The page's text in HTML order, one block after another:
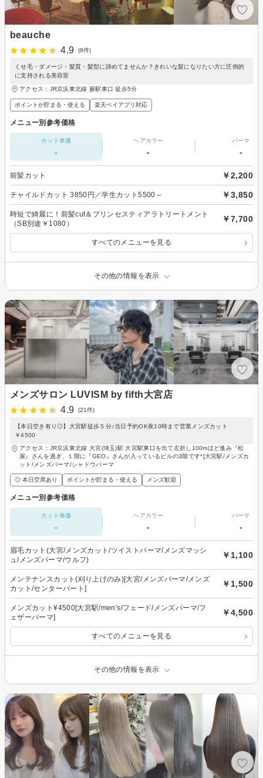
beauche
4.9
(8件)
くせ毛・ダメージ・髪質・髪型に諦めてませんか？きれいな髪になりたい方に圧倒的
に支持される美容室
アクセス：JR京浜東北線 蕨駅東口 徒歩5分
ポイントが貯まる・使える 楽天ペイアプリ対応
メニュー別参考価格
カット単価
-
ヘアカラー
-
パーマ
-
前髪カット ￥2,200
チャイルドカット 3850円／学生カット5500～ ￥3,850
時短で綺麗に！前髪cut＆プリンセスティアラトリートメント
（SB別途￥1080）
￥7,700
すべてのメニューを見る
その他の情報を表示
メンズサロン LUVISM by fifth大宮店
4.9
(21件)
【本日空き有り◎】大宮駅徒歩５分♪当日予約OK夜10時まで営業メンズカット
￥4500
アクセス：JR京浜東北線 大宮(埼玉)駅 大宮駅東口を出て左折し100mほど進み『松
屋』さんを過ぎ、１階に『GEO』さんが入っているビルの3階です*[大宮駅/メンズカ
ット/メンズパーマ/シャドウパーマ
◎ 本日空席あり ポイントが貯まる・使える メンズ歓迎
メニュー別参考価格
カット単価
-
ヘアカラー
-
パーマ
-
眉毛カット(大宮/メンズカット/ツイストパーマ/メンズマッシ
ュ/メンズパーマ/ウルフ)
￥1,100
メンテナンスカット(刈り上げのみ)[大宮/メンズパーマ/メンズ
カット/センターパート]
￥1,500
メンズカット¥4500[大宮駅/men's/フェード/メンズパーマ/フ
ェザーパーマ]
￥4,500
すべてのメニューを見る
その他の情報を表示